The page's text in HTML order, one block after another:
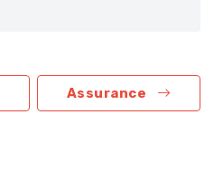
Assurance